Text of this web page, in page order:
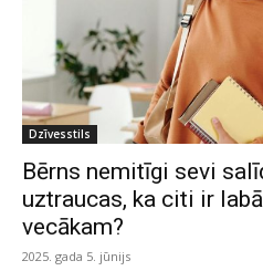
Dzīvesstils
Bērns nemitīgi sevi
uztraucas, ka citi ir
vecākam?
2025. gada 5. jūnijs